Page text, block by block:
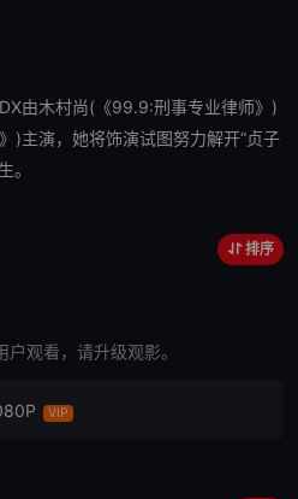
由木村尚(《99.9:刑事专业律师》)
)主演，她将饰演试图努力解开“贞子
。
排序
观看，请升级观影。
VIP